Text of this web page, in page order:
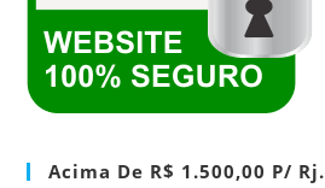
Acima De R$ 1.500,00 P/ Rj.